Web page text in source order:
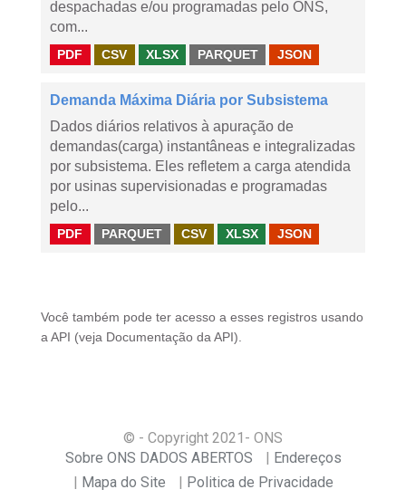
despachadas e/ou programadas pelo ONS,
com...
PDF CSV XLSX PARQUET JSON
Demanda Máxima Diária por Subsistema
Dados diários relativos à apuração de
demandas(carga) instantâneas e integralizadas
por subsistema. Eles refletem a carga atendida
por usinas supervisionadas e programadas
pelo...
PDF PARQUET CSV XLSX JSON
Você também pode ter acesso a esses registros usando
a API (veja Documentação da API ).
© - Copyright 2021 - ONS
Sobre ONS DADOS ABERTOS
Endereços
Mapa do Site
Politica de Privacidade